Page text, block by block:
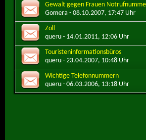
Gewalt gegen Frauen
Gomera - 08.10.2007, 17:47 Uhr
Zoll
queru - 14.01.2011, 12:06 Uhr
Touristeninformationsbüros
queru - 23.04.2007, 10:48 Uhr
Wichtige Telefonnummern
queru - 06.03.2006, 13:18 Uhr